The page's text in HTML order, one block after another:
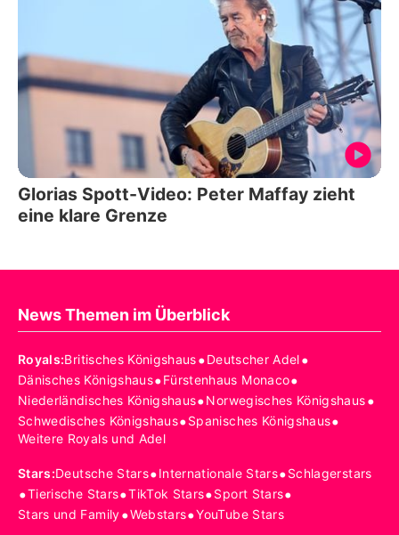
Glorias Spott-Video: Peter Maffay zieht
eine klare Grenze
News Themen im Überblick
Royals:Britisches Königshaus•Deutscher Adel•
Dänisches Königshaus•Fürstenhaus Monaco•
Niederländisches Königshaus•Norwegisches Königshaus•
Schwedisches Königshaus•Spanisches Königshaus•
Weitere Royals und Adel
Stars:Deutsche Stars•Internationale Stars•Schlagerstars
•Tierische Stars•TikTok Stars•Sport Stars•
Stars und Family•Webstars•YouTube Stars